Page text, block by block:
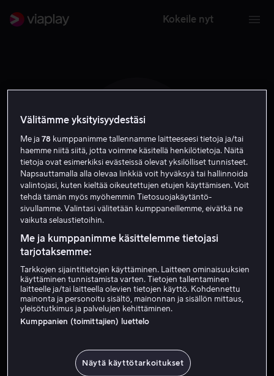
Kokeile nyt
G G
Georgi Gitis
Tuotannonjohtaja
Välitämme yksityisyydestäsi
Me ja78 kumppanimme tallennamme laitteeseesi tietoja ja/tai
haemme niitä siitä, jotta voimme käsitellä henkilötietoja. Näitä
tietoja ovat esimerkiksi evästeissä olevat yksilölliset tunnisteet.
Napsauttamalla alla olevaa linkkiä voit hyväksyä tai hallinnoida
valintojasi, kuten kieltää oikeutettujen etujen käyttämisen. Voit
tehdä tämän myös myöhemmin Tietosuojakäytäntö-
sivullamme. Valintasi välitetään kumppaneillemme, eivätkä ne
vaikuta selaustietoihin.
Me ja kumppanimme käsittelemme tietojasi
tarjotaksemme:
Tarkkojen sijaintitietojen käyttäminen. Laitteen ominaisuuksien
käyttäminen tunnistamista varten. Tietojen tallentaminen
laitteelle ja/tai laitteella olevien tietojen käyttö. Kohdennettu
mainonta ja personoitu sisältö, mainonnan ja sisällön mittaus,
yleisötutkimus ja palvelujen kehittäminen.
Kumppanien (toimittajien) luettelo
Näytä käyttötarkoitukset